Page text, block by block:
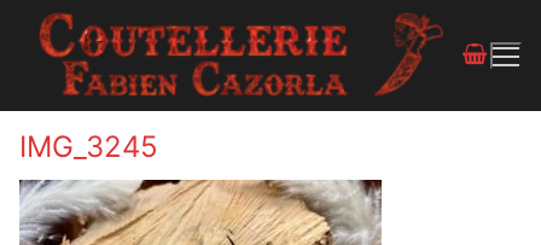
IMG_3245